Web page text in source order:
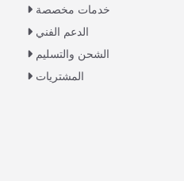
خدمات مخصصة
الدعم الفني
الشحن والتسليم
المشتريات